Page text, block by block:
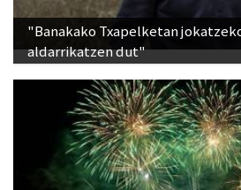
"Banakako Txapelketan
aldarrikatzen dut"